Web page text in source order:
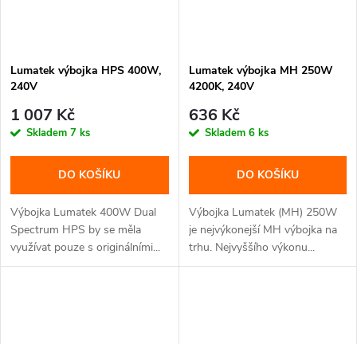
Lumatek výbojka HPS 400W,
240V
1 007 Kč
Skladem 7 ks
DO KOŠÍKU
Výbojka Lumatek 400W Dual
Spectrum HPS by se měla
využívat pouze s originálními...
Lumatek výbojka MH 250W
4200K, 240V
636 Kč
Skladem 6 ks
DO KOŠÍKU
Výbojka Lumatek (MH) 250W
je nejvýkonejší MH výbojka na
trhu. Nejvyššího výkonu...